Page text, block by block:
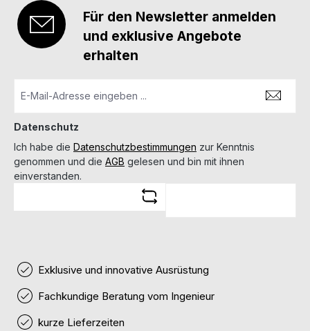
Für den Newsletter anmelden
und exklusive Angebote
erhalten
Datenschutz
Ich habe die Datenschutzbestimmungen zur Kenntnis
genommen und die AGB gelesen und bin mit ihnen
einverstanden.
Exklusive und innovative Ausrüstung
Fachkundige Beratung vom Ingenieur
kurze Lieferzeiten